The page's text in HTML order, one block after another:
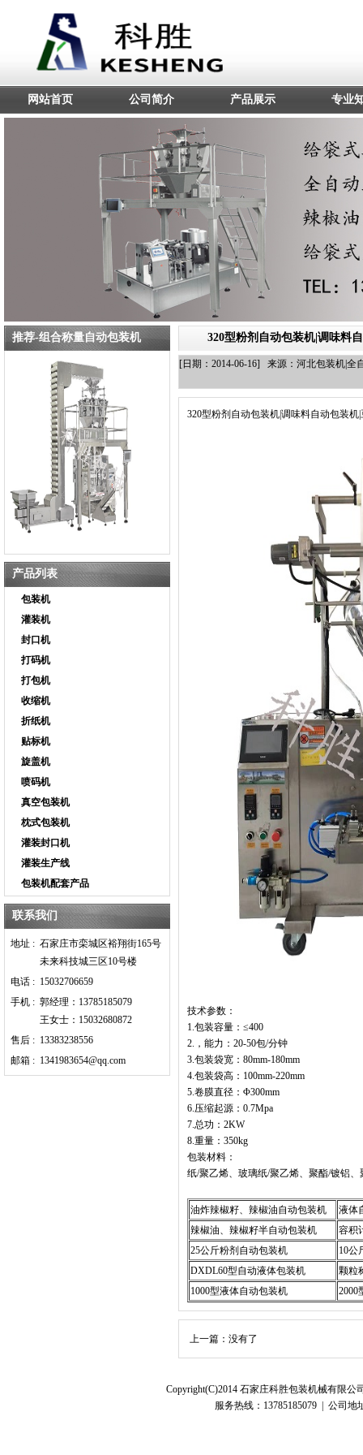
网站首页 公司简介 产品展示 专业
推荐-组合称量自动包装机
产品列表
包装机
灌装机
封口机
打码机
打包机
收缩机
折纸机
贴标机
旋盖机
喷码机
真空包装机
枕式包装机
灌装封口机
灌装生产线
包装机配套产品
联系我们
地址 : 石家庄市栾城区裕翔街165号
未来科技城三区10号楼
电话 : 15032706659
手机 : 郭经理：13785185079
王女士：15032680872
售后 : 13383238556
邮箱 : 1341983654@qq.com
320型粉剂自动包装机|调味料
[日期：2014-06-16] 来源：河北包装机|全
320型粉剂自动包装机|调味料自动包装机
技术参数：
1.包装容量：≤400
2.，能力： 20-50包/分钟
3.包装袋宽：80mm-180mm
4.包装袋高：100mm-220mm
5.卷膜直径：Φ300mm
6.压缩起源：0.7Mpa
7.总功： 2KW
8.重量： 350kg
包装材料：
纸/聚乙烯、玻璃纸/聚乙烯、聚酯/镀铝
油炸辣椒籽、辣椒油自动包装机
液体
辣椒油、辣椒籽半自动包装机
容积
25公斤粉剂自动包装机
10公
DXDL60型自动液体包装机
颗粒
1000型液体自动包装机
2000
上一篇：没有了
Copyright(C)2014 石家庄科胜包装机械有限
服务热线：13785185079 | 公司